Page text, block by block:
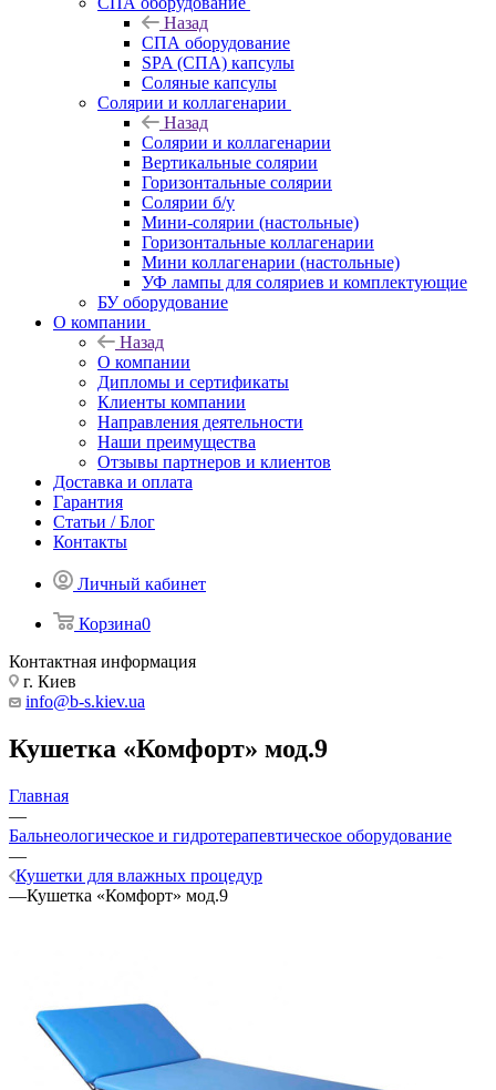
Назад
СПА оборудование
SPA (СПА) капсулы
Соляные капсулы
Солярии и коллагенарии
Назад
Солярии и коллагенарии
Вертикальные солярии
Горизонтальные солярии
Солярии б/у
Мини-солярии (настольные)
Горизонтальные коллагенарии
Мини коллагенарии (настольные)
УФ лампы для соляриев и комплектующие
БУ оборудование
О компании
Назад
О компании
Дипломы и сертификаты
Клиенты компании
Направления деятельности
Наши преимущества
Отзывы партнеров и клиентов
Доставка и оплата
Гарантия
Статьи / Блог
Контакты
Личный кабинет
Корзина0
Контактная информация
г. Киев
info@b-s.kiev.ua
Кушетка «Комфорт» мод.9
Главная
—
Бальнеологическое и гидротерапевтическое оборудование
—
Кушетки для влажных процедур
—Кушетка «Комфорт» мод.9